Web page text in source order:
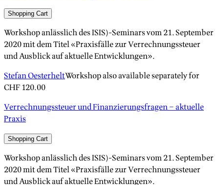
Shopping Cart
Workshop anlässlich des ISIS)-Seminars vom 21. September
2020 mit dem Titel «Praxisfälle zur Verrechnungssteuer
und Ausblick auf aktuelle Entwicklungen».
Stefan OesterheltWorkshop also available separately for
CHF 120.00
Verrechnungssteuer und Finanzierungsfragen – aktuelle
Praxis
Shopping Cart
Workshop anlässlich des ISIS)-Seminars vom 21. September
2020 mit dem Titel «Praxisfälle zur Verrechnungssteuer
und Ausblick auf aktuelle Entwicklungen».